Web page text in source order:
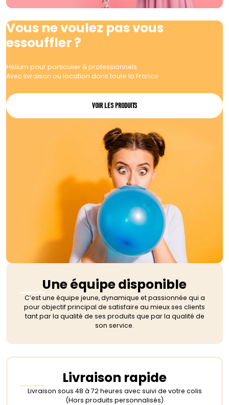
Vous ne voulez pas vous
essouffler ?
Hélium pour particulier & professionnels
Avec livraison ou location dans toute la France
VOIR LES PRODUITS
Une équipe disponible
C’est une équipe jeune, dynamique et passionnée qui a
pour objectif principal de satisfaire au mieux ses clients
tant par la qualité de ses produits que par la qualité de
son service.
Livraison rapide
Livraison sous 48 à 72 heures avec suivi de votre colis
(Hors produits personnalisés)